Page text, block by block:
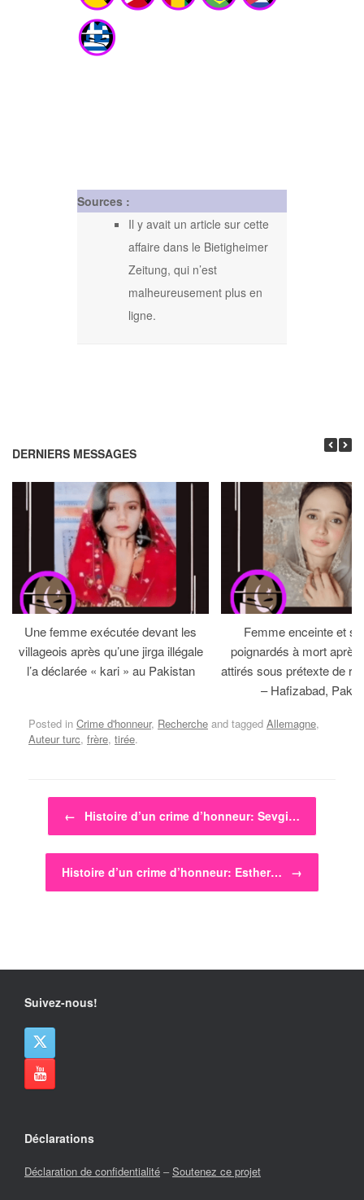
Sources :
Il y avait un article sur cette
affaire dans le Bietigheimer
Zeitung, qui n’est
malheureusement plus en
ligne.
DERNIERS MESSAGES
Une femme exécutée devant les
villageois après qu’une jirga illégale
l’a déclarée « kari » au Pakistan
Femme enceinte et
poignardés à mort après
attirés sous prétexte de
– Hafizabad,
Posted in Crime d'honneur, Recherche and tagged Allemagne,
Auteur turc, frère, tirée.
Post navigation
← Histoire d’un crime d’honneur: Sevgi…
Histoire d’un crime d’honneur: Esther… →
Suivez-nous!
Déclarations
Déclaration de confidentialité –Soutenez ce projet